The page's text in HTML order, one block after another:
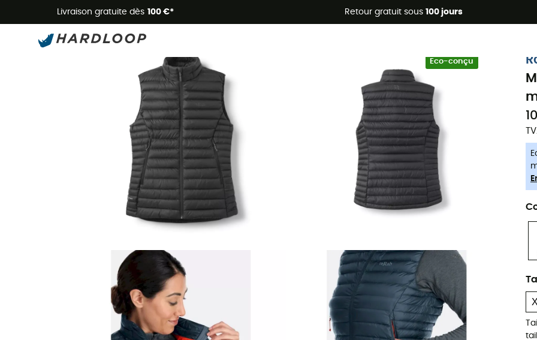
Livraison gratuite dès 100 €* Retour gratuit sous 100 jours
Promos d'été 🔥 -5 % EXTRA dès 2 produits* code Summer5
Eco-conçu